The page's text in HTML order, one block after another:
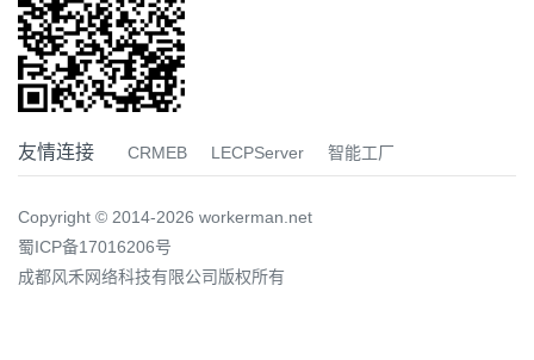
友情连接 CRMEB LECPServer 智能工厂
Copyright © 2014-2026 workerman.net
蜀ICP备17016206号
成都风禾网络科技有限公司版权所有